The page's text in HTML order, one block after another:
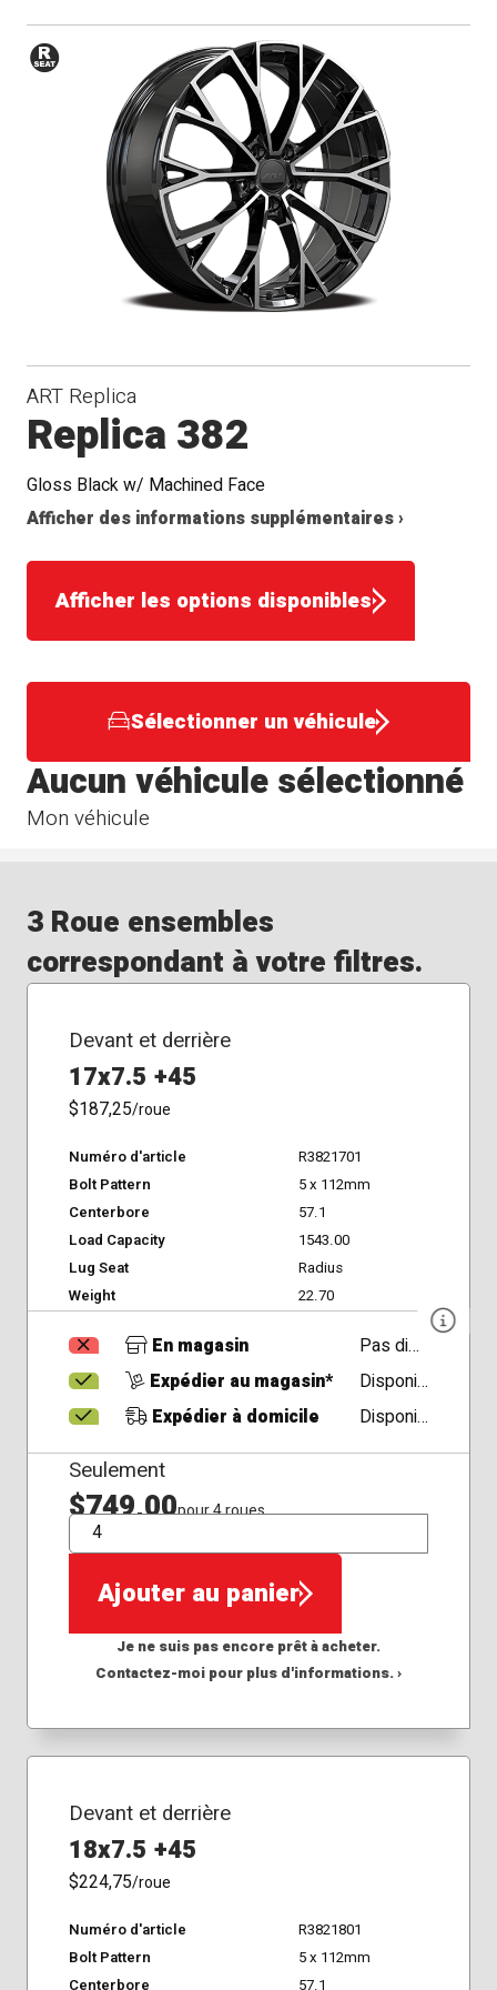
ART Replica
Replica 382
Gloss Black w/ Machined Face
Afficher des informations supplémentaires ›
Afficher les options disponibles
Sélectionner un véhicule
Mon véhicule
Aucun véhicule sélectionné
3 Roue ensembles
correspondant à votre filtres.
Devant et derrière
17x7.5 +45
$187,25/roue
Numéro d'article
R3821701
Bolt Pattern
5 x 112mm
Centerbore
57.1
Load Capacity
1543.00
Lug Seat
Radius
Weight
22.70
En magasin
Pas disponible
Expédier au magasin*
Disponible
Expédier à domicile
Disponible
Seulement
$749,00pour 4 roues
QTÉ
Ajouter au panier
Je ne suis pas encore prêt à acheter.
Contactez-moi pour plus d'informations. ›
Devant et derrière
18x7.5 +45
$224,75/roue
Numéro d'article
R3821801
Bolt Pattern
5 x 112mm